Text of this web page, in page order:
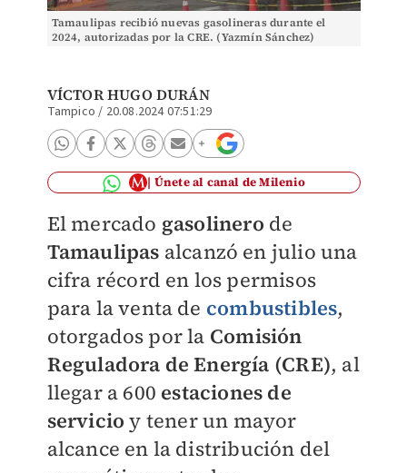
Tamaulipas recibió nuevas gasolineras durante el
2024, autorizadas por la CRE. (Yazmín Sánchez)
VÍCTOR HUGO DURÁN
Tampico / 20.08.2024 07:51:29
Únete al canal de Milenio
El mercado gasolinero de
Tamaulipas alcanzó en julio una
cifra récord en los permisos
para la venta de combustibles,
otorgados por la Comisión
Reguladora de Energía (CRE), al
llegar a 600 estaciones de
servicio y tener un mayor
alcance en la distribución del